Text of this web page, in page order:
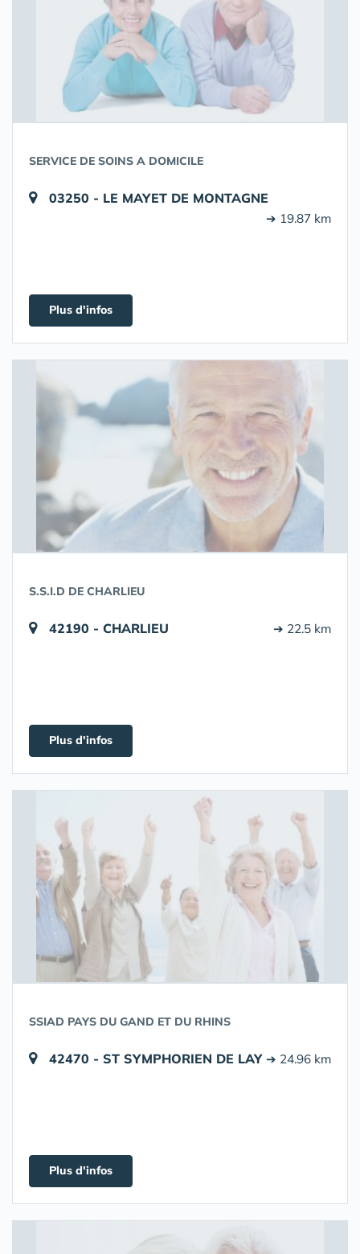
SERVICE DE SOINS A DOMICILE
03250 - LE MAYET DE MONTAGNE
➔ 19.87 km
Plus d'infos
S.S.I.D DE CHARLIEU
42190 - CHARLIEU ➔ 22.5 km
Plus d'infos
SSIAD PAYS DU GAND ET DU RHINS
42470 - ST SYMPHORIEN DE LAY ➔ 24.96 km
Plus d'infos